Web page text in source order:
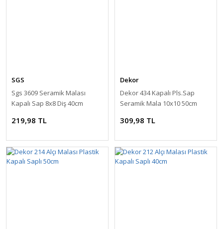
SGS
Sgs 3609 Seramik Malası
Kapalı Sap 8x8 Diş 40cm
219,98 TL
Dekor
Dekor 434 Kapalı Pls.Sap
Seramik Mala 10x10 50cm
309,98 TL